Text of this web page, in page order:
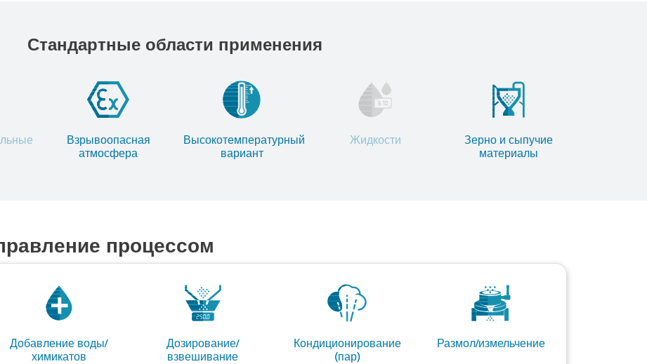
Стандартные области применения
Взрывоопасная
атмосфера
Высокотемпературный
вариант
Жидкости
Зерно и сыпучие
материалы
процессом
Добавление воды/
химикатов
Дозирование/
взвешивание
Кондиционирование
(пар)
Размол/измельчение